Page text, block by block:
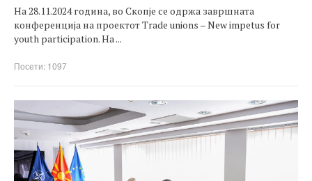
На 28.11.2024 година, во Скопје се одржа завршната
конференција на проектот Trade unions – New impetus for
youth participation. На ...
Посети: 1097